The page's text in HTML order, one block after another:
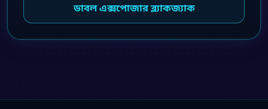
ডাবল এক্সপোজার ব্ল্যাকজ্যাক